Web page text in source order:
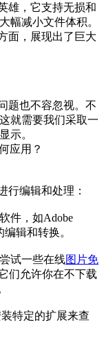
雄，它支持无损和
幅减小文件体积。
面，展现出了巨大
题也不容忽视。不
就需要我们采取一
示。
行编辑和处理：
件，如Adobe
辑和转换。
试一些在线图片免
们允许你在不下载
特定的扩展来查